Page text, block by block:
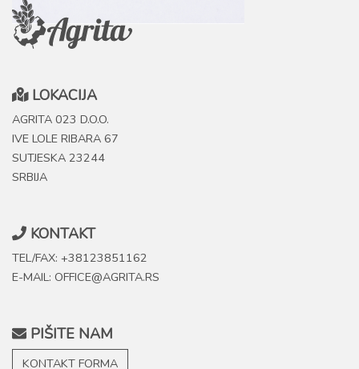
LOKACIJA
AGRITA 023 D.O.O.
IVE LOLE RIBARA 67
SUTJESKA 23244
SRBIJA
KONTAKT
TEL/FAX: +38123851162
E-MAIL: OFFICE@AGRITA.RS
PIŠITE NAM
KONTAKT FORMA